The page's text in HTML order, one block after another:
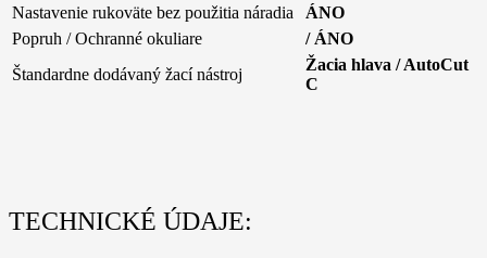
Nastavenie rukoväte bez použitia náradia
ÁNO
Popruh / Ochranné okuliare
/ ÁNO
Štandardne dodávaný žací nástroj
Žacia hlava / AutoCut
C
TECHNICKÉ ÚDAJE: